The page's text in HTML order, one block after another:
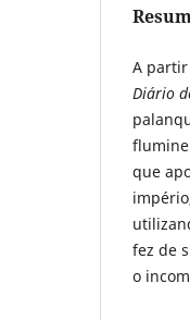
A
Diário
que
fez de
o